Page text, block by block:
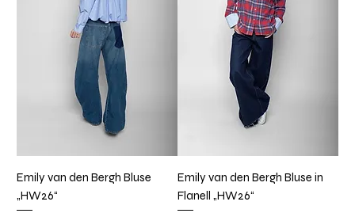
Emily van den Bergh Bluse
„HW26“
Emily van den Bergh Bluse in
Flanell „HW26“